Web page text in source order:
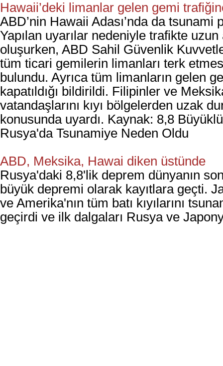
Hawaii’deki limanlar gelen gemi
ABD’nin Hawaii Adası’nda da tsunami
Yapılan uyarılar nedeniyle trafikte
oluşurken, ABD Sahil Güvenlik
tüm ticari gemilerin limanları terk
bulundu. Ayrıca tüm limanların gelen
kapatıldığı bildirildi. Filipinler ve
vatandaşlarını kıyı bölgelerden uzak
konusunda uyardı. Kaynak: 8,8
Rusya'da Tsunamiye Neden Oldu
ABD, Meksika, Hawai diken üstünde
Rusya'daki 8,8'lik deprem dünyanın
büyük depremi olarak kayıtlara geçti.
ve Amerika'nın tüm batı kıyılarını
geçirdi ve ilk dalgaları Rusya ve